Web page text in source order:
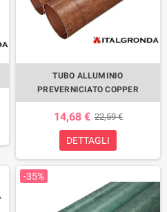
TUBO ALLUMINIO
PREVERNICIATO COPPER
14,68 € 22,59 €
DETTAGLI
-35%